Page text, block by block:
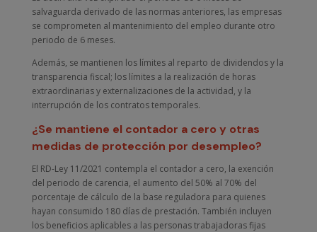
salvaguarda derivado de las normas anteriores, las empresas
se comprometen al mantenimiento del empleo durante otro
periodo de 6 meses.
Además, se mantienen los límites al reparto de dividendos y la
transparencia fiscal; los límites a la realización de horas
extraordinarias y externalizaciones de la actividad, y la
interrupción de los contratos temporales.
¿Se mantiene el contador a cero y otras
medidas de protección por desempleo?
El RD-Ley 11/2021 contempla el contador a cero, la exención
del periodo de carencia, el aumento del 50% al 70% del
porcentaje de cálculo de la base reguladora para quienes
hayan consumido 180 días de prestación. También incluyen
los beneficios aplicables a las personas trabajadoras fijas